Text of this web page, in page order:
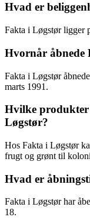
Hvad er
Fakta i Løgstør ligger
Hvornår åbnede
Fakta i Løgstør
marts 1991.
Hvilke
Løgstør?
Hos Fakta i Løgstør
frugt og grønt til
Hvad er
Fakta i Løgstør har
18.